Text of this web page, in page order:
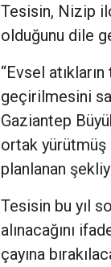
Tesisin, Nizip
olduğunu dile
“Evsel
geçirilmesini
Gaziantep
ortak yürütmüş
planlanan
Tesisin bu yıl
alınacağını
çayına